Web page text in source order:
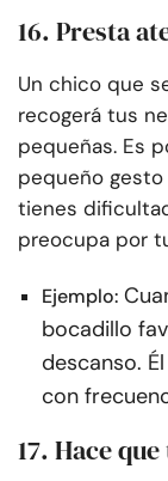
16. Presta
Un chico que
recogerá tus
pequeñas. Es
pequeño
tienes
preocupa por
Ejemplo:
bocadillo
descanso.
con
17. Hace